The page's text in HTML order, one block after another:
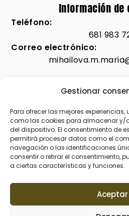
Gestionar
Para ofrecer las mejores
como las cookies para almacenar y/
del dispositivo. El consentimiento de
permitirá procesar datos como el
navegación o las identificaciones
consentir o retirar el consentimiento,
a ciertas características y funciones.
Aceptar
Información
Teléfono:
681 983
Correo electrónico:
Legal
Aviso
Política de